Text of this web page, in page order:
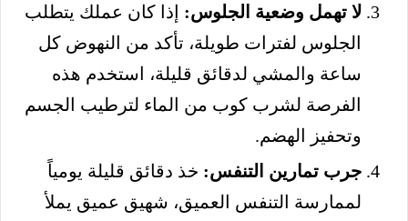
لا تهمل وضعية الجلوس: إذا كان عملك يتطلب
الجلوس لفترات طويلة، تأكد من النهوض كل
ساعة والمشي لدقائق قليلة، استخدم هذه
الفرصة لشرب كوب من الماء لترطيب الجسم
وتحفيز الهضم.
جرب تمارين التنفس: خذ دقائق قليلة يومياً
لممارسة التنفس العميق، شهيق عميق يملأ